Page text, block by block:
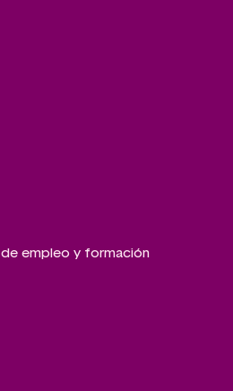
de empleo y formación